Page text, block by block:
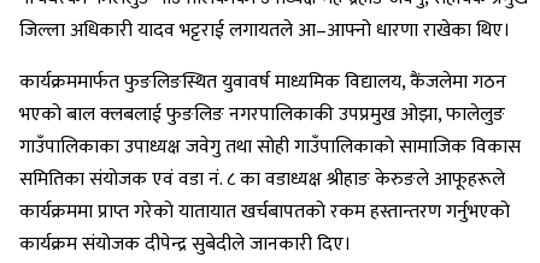
जिल्ला अधिकारी यादव भट्टराई लगायतले आ–आफ्नो धारणा राखेका थिए।
कार्यक्रममार्फत फुङलिङस्थित युवावर्ष माध्यमिक विद्यालय, कैंजलेमा गठन
भएको बाल क्लबलाई फुङलिङ नगरपालिकाकी उपप्रमुख ओझा, फालेलुङ
गाउँपालिकाका उपाध्यक्ष जवेगु तथा सोही गाउँपालिकाको सामाजिक विकास
समितिका संयोजक एवं वडा नं. ८ का वडाध्यक्ष श्रीहाङ केरुङले आफूहरूले
कार्यक्रममा प्राप्त गरेको यातायात खर्चबापतको रकम हस्तान्तरण गर्नुभएको
कार्यक्रम संयोजक दीपेन्द्र सुबेदीले जानकारी दिए।